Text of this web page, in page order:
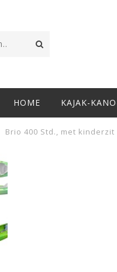
HOME KAJAK-
Brio 400 Std., met kinderzit